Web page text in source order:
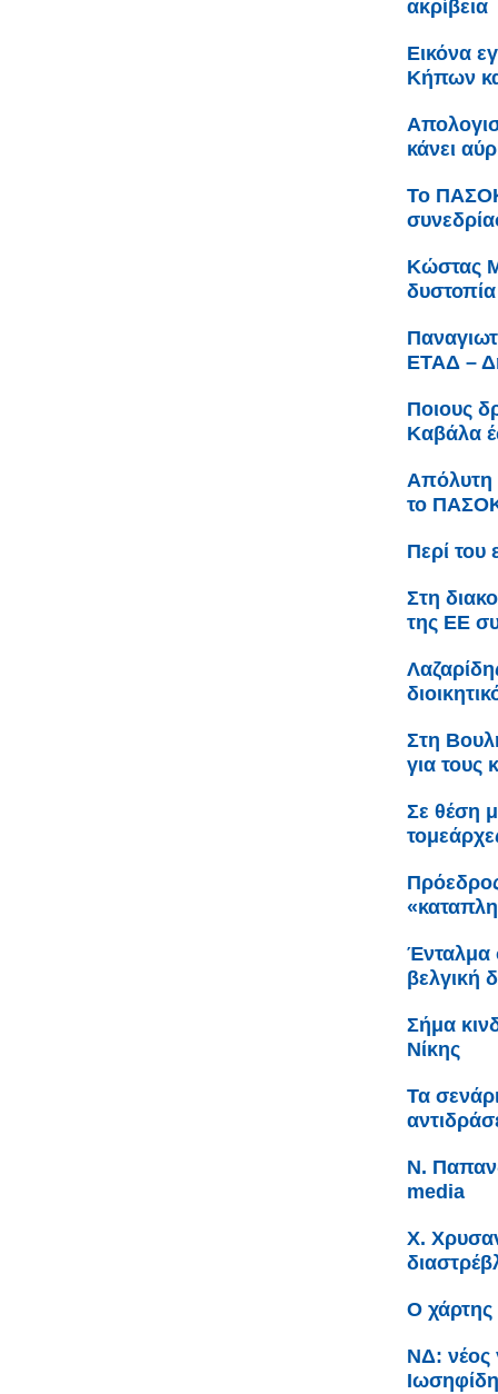
ακρίβεια
Εικόνα
Κήπων
κάνει
Το ΠΑΣΟΚ
Κώστας
ΕΤΑΔ –
Ποιους
Καβάλα
Απόλυτη
το
Περί του
Στη
της ΕΕ
Στη
για τους
Σε θέση
Ένταλμα
βελγική
Σήμα
Νίκης
Τα
Ν.
media
Χ.
Ο
ΝΔ: νέος